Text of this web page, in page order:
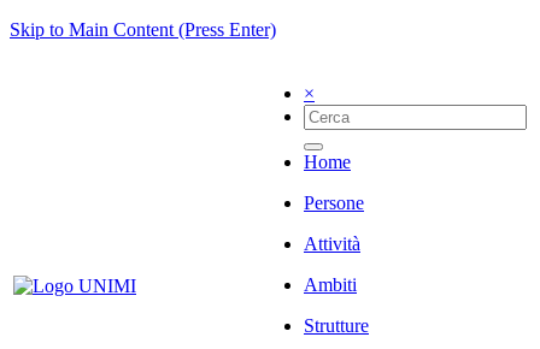
Skip to Main Content (Press Enter)
×
Home
Persone
Attività
Ambiti
Strutture